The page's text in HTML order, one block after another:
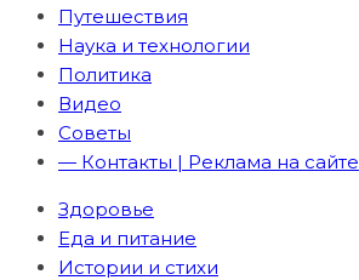
Путешествия
Наука и технологии
Политика
Видео
Советы
— Контакты | Реклама на сайте
Здоровье
Еда и питание
Истории и стихи